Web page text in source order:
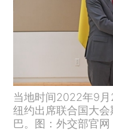
当地时间2022年9
纽约出席联合国大
巴。图：外交部官网